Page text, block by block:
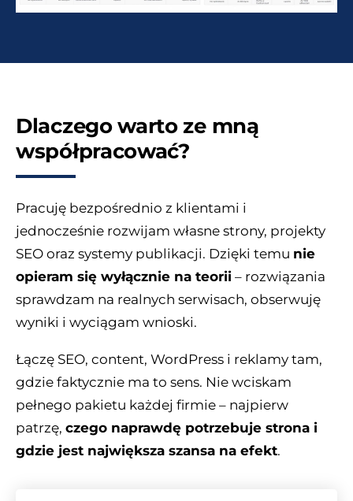
Dlaczego warto ze mną
współpracować?
Pracuję bezpośrednio z klientami i
jednocześnie rozwijam własne strony, projekty
SEO oraz systemy publikacji. Dzięki temu nie
opieram się wyłącznie na teorii – rozwiązania
sprawdzam na realnych serwisach, obserwuję
wyniki i wyciągam wnioski.
Łączę SEO, content, WordPress i reklamy tam,
gdzie faktycznie ma to sens. Nie wciskam
pełnego pakietu każdej firmie – najpierw
patrzę, czego naprawdę potrzebuje strona i
gdzie jest największa szansa na efekt.